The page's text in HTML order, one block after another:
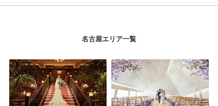
名古屋エリア一覧